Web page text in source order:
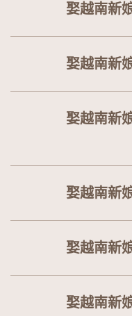
娶越南新
娶越南新
娶越南新
娶越南新
娶越南新
娶越南新